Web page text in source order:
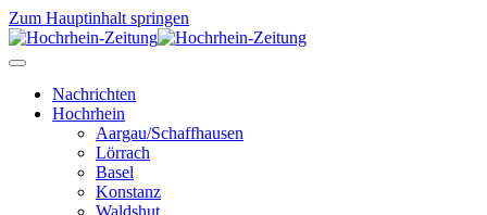
Zum Hauptinhalt springen
Nachrichten
Hochrhein
Aargau/Schaffhausen
Lörrach
Basel
Konstanz
Waldshut